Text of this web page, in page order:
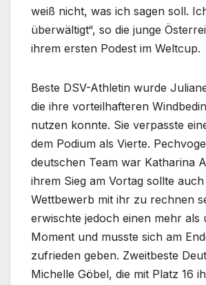
weiß nicht, was ich sagen soll.
überwältigt“, so die junge
ihrem ersten Podest im Weltcup.
Beste DSV-Athletin wurde
die ihre vorteilhafteren
nutzen konnte. Sie verpasste
dem Podium als Vierte.
deutschen Team war Katharina
ihrem Sieg am Vortag sollte
Wettbewerb mit ihr zu rechnen
erwischte jedoch einen mehr als
Moment und musste sich am
zufrieden geben. Zweitbeste
Michelle Göbel, die mit Platz 16